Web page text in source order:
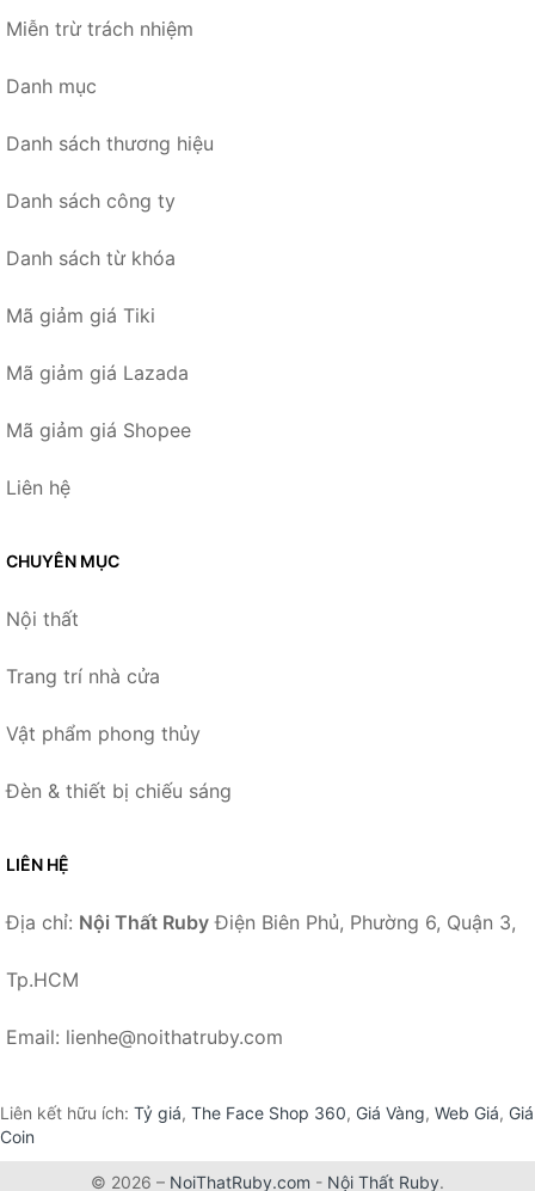
Miễn trừ trách nhiệm
Danh mục
Danh sách thương hiệu
Danh sách công ty
Danh sách từ khóa
Mã giảm giá Tiki
Mã giảm giá Lazada
Mã giảm giá Shopee
Liên hệ
CHUYÊN MỤC
Nội thất
Trang trí nhà cửa
Vật phẩm phong thủy
Đèn & thiết bị chiếu sáng
LIÊN HỆ
Địa chỉ: Nội Thất Ruby Điện Biên Phủ, Phường 6, Quận 3,
Tp.HCM
Email: lienhe@noithatruby.com
Liên kết hữu ích: Tỷ giá, The Face Shop 360, Giá Vàng, Web Giá, Giá
Coin
© 2026 – NoiThatRuby.com - Nội Thất Ruby.